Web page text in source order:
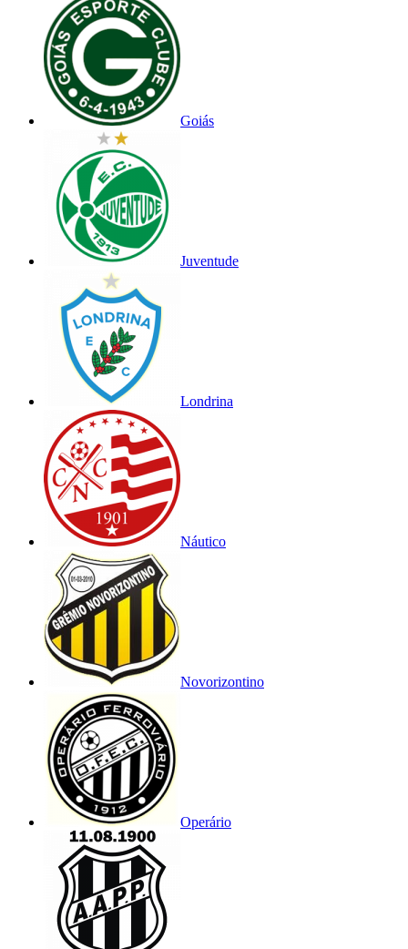
Goiás
Juventude
Londrina
Náutico
Novorizontino
Operário